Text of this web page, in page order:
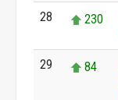
28 230
29 84